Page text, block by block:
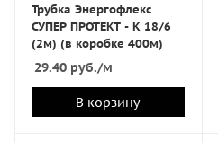
Трубка Энергофлекс
СУПЕР ПРОТЕКТ - К 18/6
(2м) (в коробке 400м)
29.40 руб./м
В корзину